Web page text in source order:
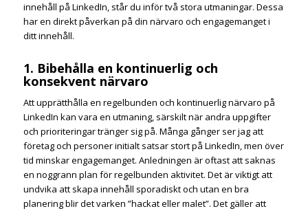
innehåll på LinkedIn, står du inför två stora utmaningar. Dessa
har en direkt påverkan på din närvaro och engagemanget i
ditt innehåll.
1. Bibehålla en kontinuerlig och
konsekvent närvaro
Att upprätthålla en regelbunden och kontinuerlig närvaro på
LinkedIn kan vara en utmaning, särskilt när andra uppgifter
och prioriteringar tränger sig på. Många gånger ser jag att
företag och personer initialt satsar stort på LinkedIn, men över
tid minskar engagemanget. Anledningen är oftast att saknas
en noggrann plan för regelbunden aktivitet. Det är viktigt att
undvika att skapa innehåll sporadiskt och utan en bra
planering blir det varken ”hackat eller malet”. Det gäller att